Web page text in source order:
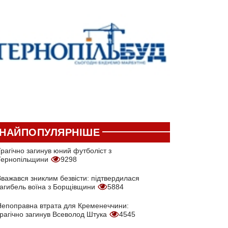
загинув юний футболіст з
9298
зниклим безвісти: підтвердилася
воїна з Борщівщини
5884
втрата для Кременеччини:
загинув Всеволод Штука
4545